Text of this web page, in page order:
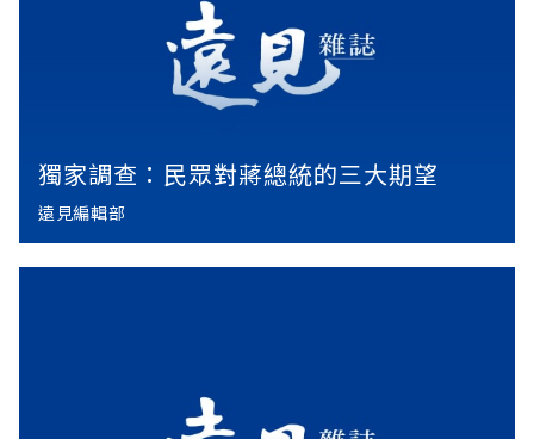
獨家調查：民眾對蔣總統的三大期望
遠見編輯部